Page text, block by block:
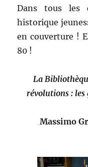
Dans tous les
historique
en couverture !
80 !
La
révolutions : les
Massimo